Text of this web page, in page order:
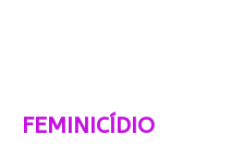
FEMINICÍDIO